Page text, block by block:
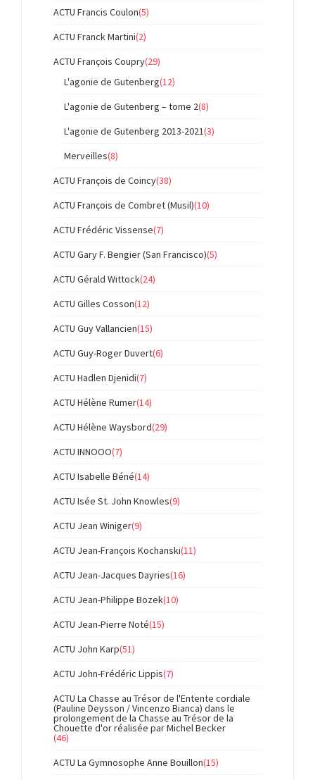
ACTU Francis Coulon(5)
ACTU Franck Martini(2)
ACTU François Coupry(29)
L'agonie de Gutenberg(12)
L'agonie de Gutenberg – tome 2(8)
L'agonie de Gutenberg 2013-2021(3)
Merveilles(8)
ACTU François de Coincy(38)
ACTU François de Combret (Musil)(10)
ACTU Frédéric Vissense(7)
ACTU Gary F. Bengier (San Francisco)(5)
ACTU Gérald Wittock(24)
ACTU Gilles Cosson(12)
ACTU Guy Vallancien(15)
ACTU Guy-Roger Duvert(6)
ACTU Hadlen Djenidi(7)
ACTU Hélène Rumer(14)
ACTU Hélène Waysbord(29)
ACTU INNOOO(7)
ACTU Isabelle Béné(14)
ACTU Isée St. John Knowles(9)
ACTU Jean Winiger(9)
ACTU Jean-François Kochanski(11)
ACTU Jean-Jacques Dayries(16)
ACTU Jean-Philippe Bozek(10)
ACTU Jean-Pierre Noté(15)
ACTU John Karp(51)
ACTU John-Frédéric Lippis(7)
ACTU La Chasse au Trésor de l'Entente cordiale
(Pauline Deysson / Vincenzo Bianca) dans le
prolongement de la Chasse au Trésor de la
Chouette d'or réalisée par Michel Becker
(46)
ACTU La Gymnosophe Anne Bouillon(15)